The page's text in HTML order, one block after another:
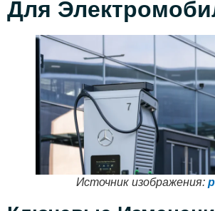
Для
Источник изображения: